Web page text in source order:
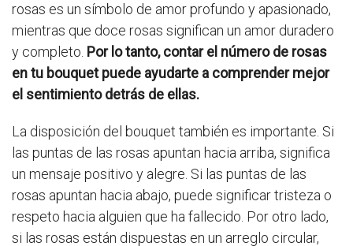
rosas es un símbolo de amor profundo y apasionado,
mientras que doce rosas significan un amor duradero
y completo. Por lo tanto, contar el número de rosas
en tu bouquet puede ayudarte a comprender mejor
el sentimiento detrás de ellas.
La disposición del bouquet también es importante. Si
las puntas de las rosas apuntan hacia arriba, significa
un mensaje positivo y alegre. Si las puntas de las
rosas apuntan hacia abajo, puede significar tristeza o
respeto hacia alguien que ha fallecido. Por otro lado,
si las rosas están dispuestas en un arreglo circular,